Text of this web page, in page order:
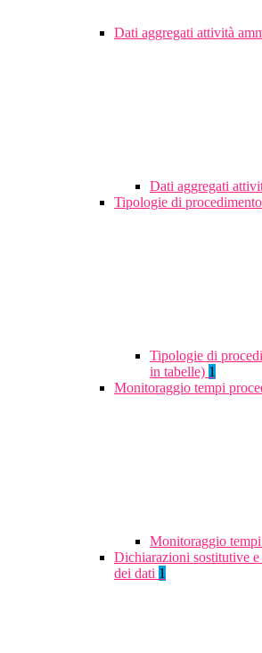
Dati aggregati attività
Dati aggregati
Tipologie di procedimento
Tipologie di
in tabelle) 1
Monitoraggio tempi
Monitoraggio
Dichiarazioni sostitutive
dei dati 1